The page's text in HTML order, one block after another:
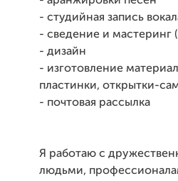
- студийная запись
- сведение и мастеринг
- дизайн
- изготовление
пластинки, открытки-
- почтовая рассылка
Я работаю с
людьми,